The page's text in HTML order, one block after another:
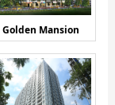
Golden Mansion